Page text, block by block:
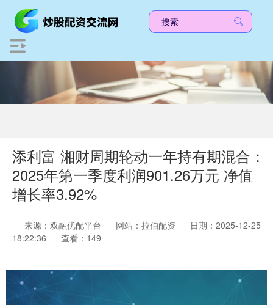
添利富 湘财周期轮动一年持有期混合：
2025年第一季度利润901.26万元 净值
增长率3.92%
来源：双融优配平台 网站：拉伯配资
日期：2025-12-25
18:22:36
查看：149